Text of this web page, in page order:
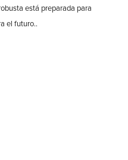
está preparada para
el futuro..